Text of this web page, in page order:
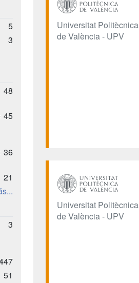
5
3
48
45
36
21
3
51
Universitat Politècnica
de València - UPV
Universitat Politècnica
de València - UPV